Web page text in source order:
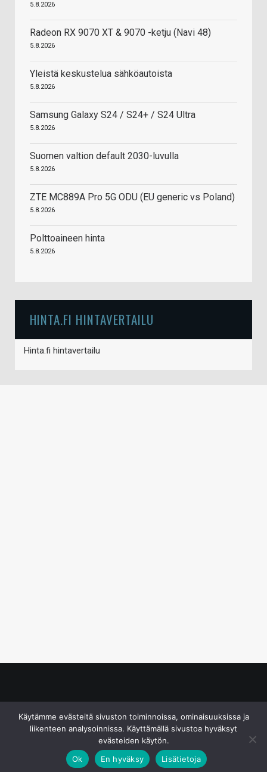
5.8.2026
Radeon RX 9070 XT & 9070 -ketju (Navi 48)
5.8.2026
Yleistä keskustelua sähköautoista
5.8.2026
Samsung Galaxy S24 / S24+ / S24 Ultra
5.8.2026
Suomen valtion default 2030-luvulla
5.8.2026
ZTE MC889A Pro 5G ODU (EU generic vs Poland)
5.8.2026
Polttoaineen hinta
5.8.2026
HINTA.FI HINTAVERTAILU
Hinta.fi hintavertailu
Käytämme evästeitä sivuston toiminnoissa, ominaisuuksissa ja
liikenteen analysoinnissa. Käyttämällä sivustoa hyväksyt
evästeiden käytön.
Ok
En hyväksy Lisätietoja